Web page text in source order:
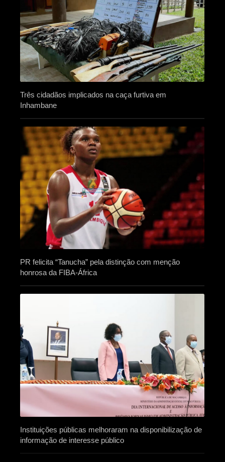
Três cidadãos implicados na caça furtiva em
Inhambane
PR felicita “Tanucha” pela distinção com menção
honrosa da FIBA-África
Instituições públicas melhoraram na disponibilização de
informação de interesse público